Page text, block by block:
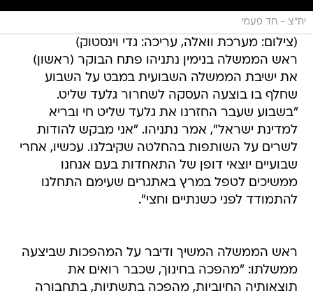
יח"צ - חד פעמי
(צילום: מערכת וואלה, עריכה: גדי וינסטוק)
ראש הממשלה בנימין נתניהו פתח הבוקר (ראשון)
את ישיבת הממשלה השבועית במבט על השבוע
שחלף בו בוצעה העסקה לשחרור גלעד שליט.
"בשבוע שעבר החזרנו את גלעד שליט חי ובריא
למדינת ישראל", אמר נתניהו. "אני מבקש להודות
לשרים על השותפות בהחלטה שקיבלנו. עכשיו, אחרי
שבועיים יוצאי דופן של התאחדות בעם אנחנו
ממשיכים לטפל במרץ באתגרים שעימם התחלנו
להתמודד לפני כשנתיים וחצי".
ראש הממשלה המשיך ודיבר על המהפכות שביצעה
ממשלתו: "מהפכה בחינוך, שכבר רואים את
תוצאותיה החיוביות, מהפכה בתשתיות, בתחבורה